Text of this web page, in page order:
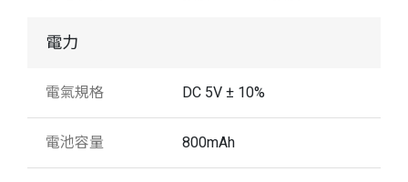
電力
電氣規格 DC 5V ± 10%
電池容量 800mAh